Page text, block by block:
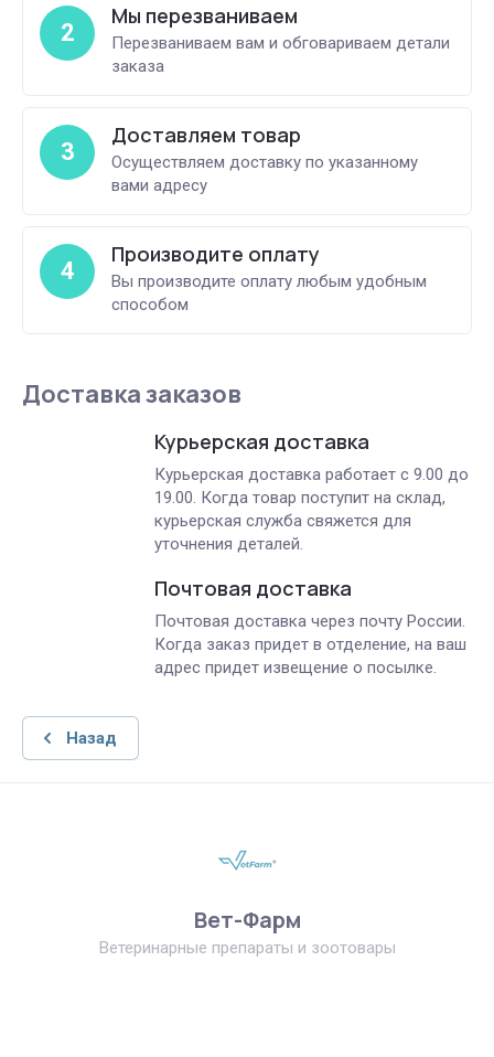
2
Мы перезваниваем
Перезваниваем вам и обговариваем детали
заказа
3
Доставляем товар
Осуществляем доставку по указанному
вами адресу
4
Производите оплату
Вы производите оплату любым удобным
способом
Доставка заказов
Курьерская доставка
Курьерская доставка работает с 9.00 до
19.00. Когда товар поступит на склад,
курьерская служба свяжется для
уточнения деталей.
Почтовая доставка
Почтовая доставка через почту России.
Когда заказ придет в отделение, на ваш
адрес придет извещение о посылке.
Назад
Вет-Фарм
Ветеринарные препараты и зоотовары